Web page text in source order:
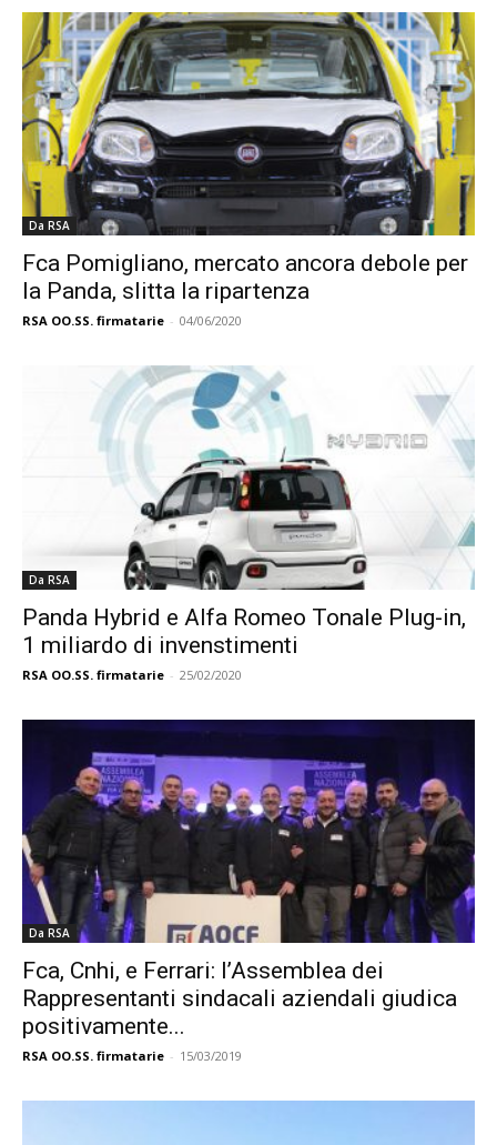
Da RSA
Fca Pomigliano, mercato ancora debole per
la Panda, slitta la ripartenza
RSA OO.SS. firmatarie - 04/06/2020
Da RSA
Panda Hybrid e Alfa Romeo Tonale Plug-in,
1 miliardo di invenstimenti
RSA OO.SS. firmatarie - 25/02/2020
Da RSA
Fca, Cnhi, e Ferrari: l’Assemblea dei
Rappresentanti sindacali aziendali giudica
positivamente...
RSA OO.SS. firmatarie - 15/03/2019